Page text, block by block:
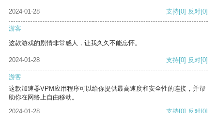
2024-01-28 支持[0] 反对[0]
游客
这款游戏的剧情非常感人，让我久久不能忘怀。
2024-01-28 支持[0] 反对[0]
游客
这款加速器VPM应用程序可以给你提供最高速度和安全性的连接，并帮
助你在网络上自由移动。
2024-01-28
支持[0] 反对[0]